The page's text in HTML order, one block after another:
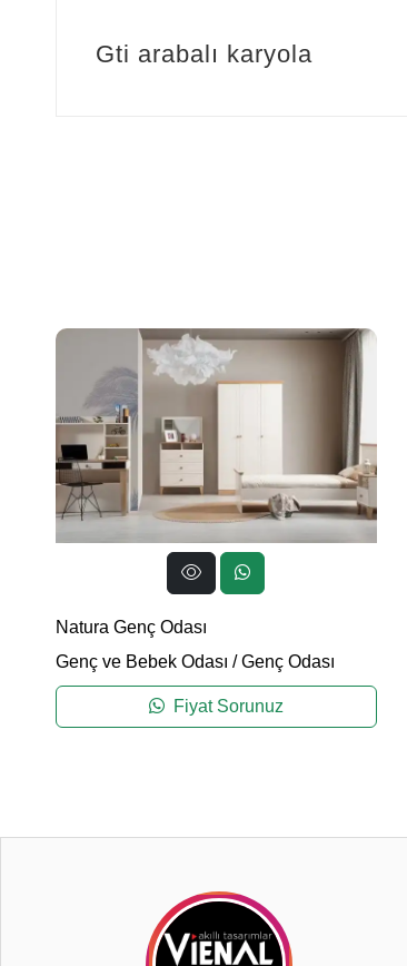
Gti arabalı karyola
Natura Genç Odası
Genç ve Bebek Odası /Genç Odası
Fiyat Sorunuz